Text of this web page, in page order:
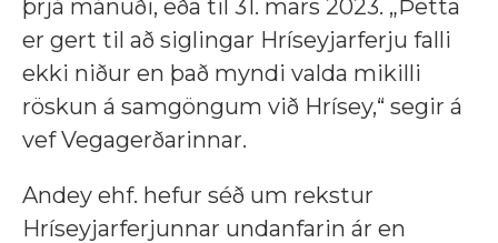
þrjá mánuði, eða til 31. mars 2023. „Þetta
er gert til að siglingar Hríseyjarferju falli
ekki niður en það myndi valda mikilli
röskun á samgöngum við Hrísey,“ segir á
vef Vegagerðarinnar.
Andey ehf. hefur séð um rekstur
Hríseyjarferjunnar undanfarin ár en